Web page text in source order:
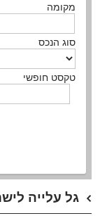
מקומה
סוג הנכס
טקסט חופשי
גל עלייה